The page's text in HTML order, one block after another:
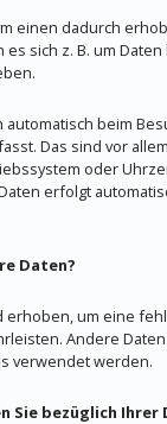
einen dadurch
sich z. B. um
beim
Das sind vor
oder
erfolgt
Daten?
erhoben, um eine
Andere
verwendet werden.
Sie bezüglich Ihrer